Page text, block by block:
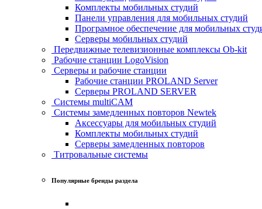
Комплекты мобильных студий
Панели управления для мобильных студий
Програмное обеспечение для мобильных
Серверы мобильных студий
Передвижные телевизионные комплексы Ob-kit
Рабочие станции LogoVision
Серверы и рабочие станции
Рабочие станции PROLAND Server
Серверы PROLAND SERVER
Системы multiCAM
Системы замедленных повторов Newtek
Аксессуары для мобильных студий
Комплекты мобильных студий
Серверы замедленных повторов
Титровальные системы
Популярные бренды раздела